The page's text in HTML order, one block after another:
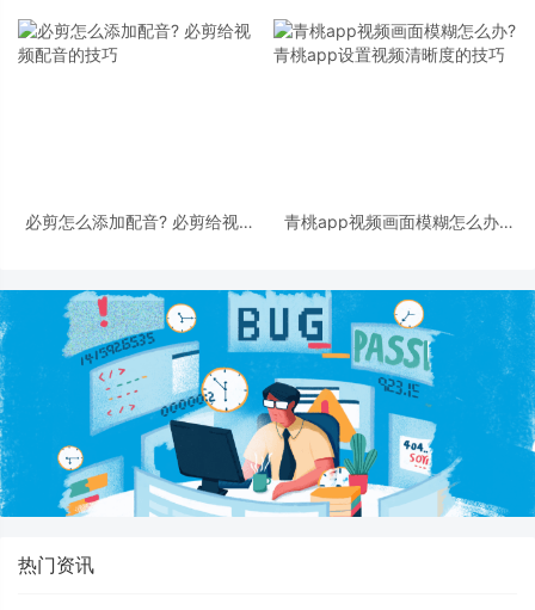
必剪怎么添加配音? 必剪给视频
青桃app视频画面模糊怎么办?
热门资讯